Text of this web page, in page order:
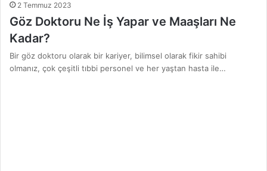
2 Temmuz 2023
Göz Doktoru Ne İş Yapar ve Maaşları Ne
Kadar?
Bir göz doktoru olarak bir kariyer, bilimsel olarak fikir sahibi
olmanız, çok çeşitli tıbbi personel ve her yaştan hasta ile…